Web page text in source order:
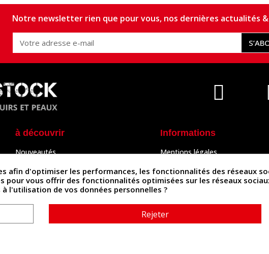
Notre newsletter rien que pour vous, nos dernières actualités
à découvrir
Nouveautés
Outils & Accessoires
Tutos
Actualités
Informations
Mentions légales
Politique de confidentialité
Politique des cookies
Contactez-nous
afin d'optimiser les performances, les fonctionnalités des réseaux
pour vous offrir des fonctionnalités optimisées sur les réseaux
l'utilisation de vos données personnelles ?
Rejeter